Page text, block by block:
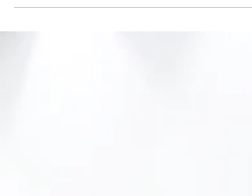
Maiquetía, tuvo efectos en Caracas y otras
regiones del país, según los resultados